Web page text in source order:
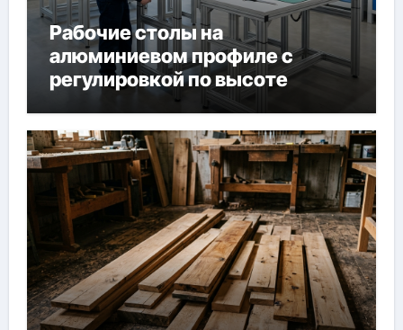
Рабочие столы на
алюминиевом профиле с
регулировкой по высоте